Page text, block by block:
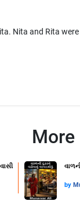
Nita and Rita
More
by